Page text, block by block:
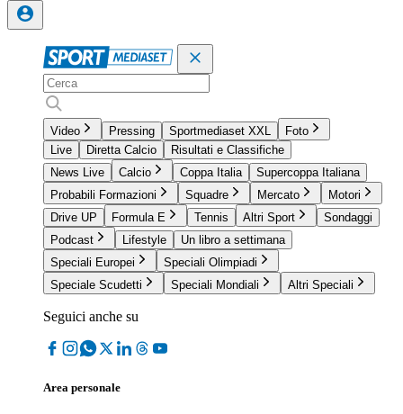
Video Pressing Sportmediaset XXL
Foto
Live
Diretta Calcio
Risultati e Classifiche
News Live
Calcio Coppa Italia
Supercoppa Italiana
Probabili Formazioni
Squadre Mercato
Motori
Drive UP
Formula E Tennis Altri Sport
Sondaggi
Podcast
Lifestyle
Un libro a settimana
Speciali Europei
Speciali Olimpiadi
Speciale Scudetti
Speciali Mondiali Altri Speciali
Seguici anche su
Area personale